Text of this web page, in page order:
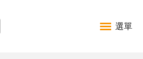
選單